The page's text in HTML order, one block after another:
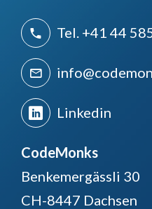
Tel. +41 44
Linkedin
CodeMonks
Benkemergässli 30
CH-8447 Dachsen